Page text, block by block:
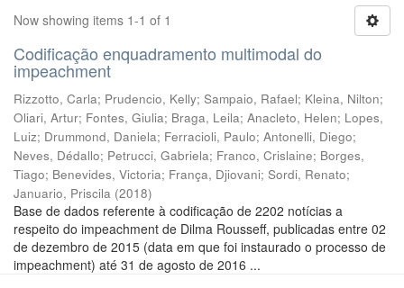
Now showing items 1-1 of 1
Codificação enquadramento multimodal do
impeachment
Rizzotto, Carla; Prudencio, Kelly; Sampaio, Rafael; Kleina, Nilton;
Oliari, Artur; Fontes, Giulia; Braga, Leila; Anacleto, Helen; Lopes,
Luiz; Drummond, Daniela; Ferracioli, Paulo; Antonelli, Diego;
Neves, Dédallo; Petrucci, Gabriela; Franco, Crislaine; Borges,
Tiago; Benevides, Victoria; França, Djiovani; Sordi, Renato;
Januario, Priscila (2018)
Base de dados referente à codificação de 2202 notícias a
respeito do impeachment de Dilma Rousseff, publicadas entre 02
de dezembro de 2015 (data em que foi instaurado o processo de
impeachment) até 31 de agosto de 2016 ...